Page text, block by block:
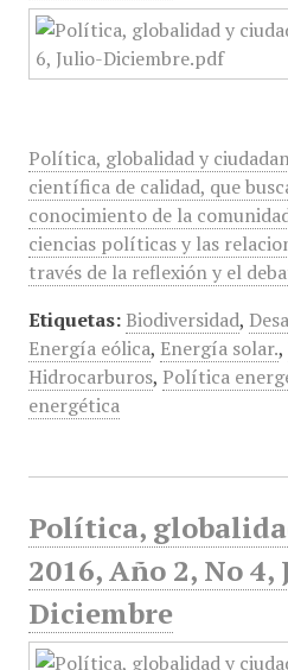
Política, globalidad y
científica de calidad, que
conocimiento de la
ciencias políticas y las
través de la reflexión y el
Etiquetas: Biodiversidad,
Energía eólica, Energía solar.,
Hidrocarburos, Política
energética
Política,
2016, Año 2, No 4,
Diciembre